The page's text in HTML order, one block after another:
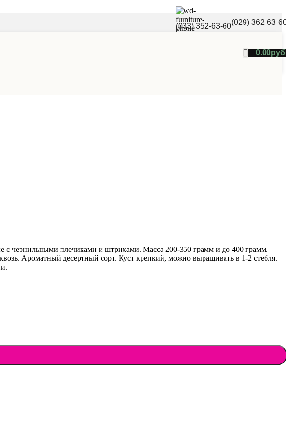
(033) 352-63-60(029) 362-63-
0.00
чернильными плечиками и штрихами. Масса 200-350 грамм и до 400 грамм.
Ароматный десертный сорт. Куст крепкий, можно выращивать в 1-2 стебля.